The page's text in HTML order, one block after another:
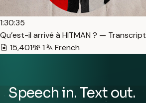
1:30:35
Qu’est-il arrivé à HITMAN ? — Transcript
15,401
1 French
Speech in. Text out.